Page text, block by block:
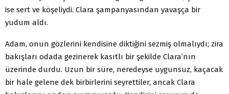
ise sert ve köşeliydi. Clara şampanyasından yavaşça bir
yudum aldı.
Adam, onun gözlerini kendisine diktiğini sezmiş olmalıydı; zira
bakışları odada gezinerek kasıtlı bir şekilde Clara’nın
üzerinde durdu. Uzun bir süre, neredeyse uygunsuz, kaçacak
bir hale gelene dek birbirlerini seyrettiler, ancak Clara